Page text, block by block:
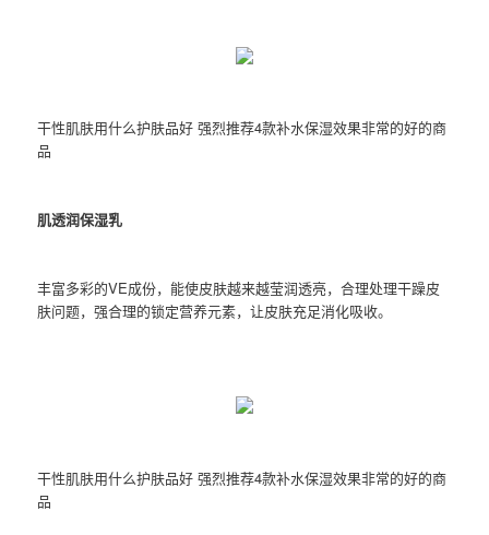
干性肌肤用什么护肤品好 强烈推荐4款补水保湿效果非常的好的商
品
肌透润保湿乳
丰富多彩的VE成份，能使皮肤越来越莹润透亮，合理处理干躁皮
肤问题，强合理的锁定营养元素，让皮肤充足消化吸收。
干性肌肤用什么护肤品好 强烈推荐4款补水保湿效果非常的好的商
品